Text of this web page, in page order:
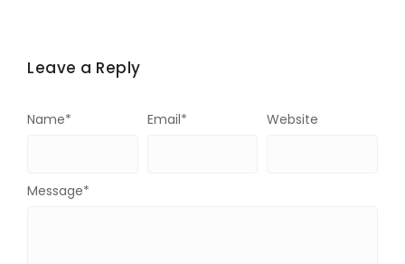
Leave a Reply
Message*
Name* Email* Website